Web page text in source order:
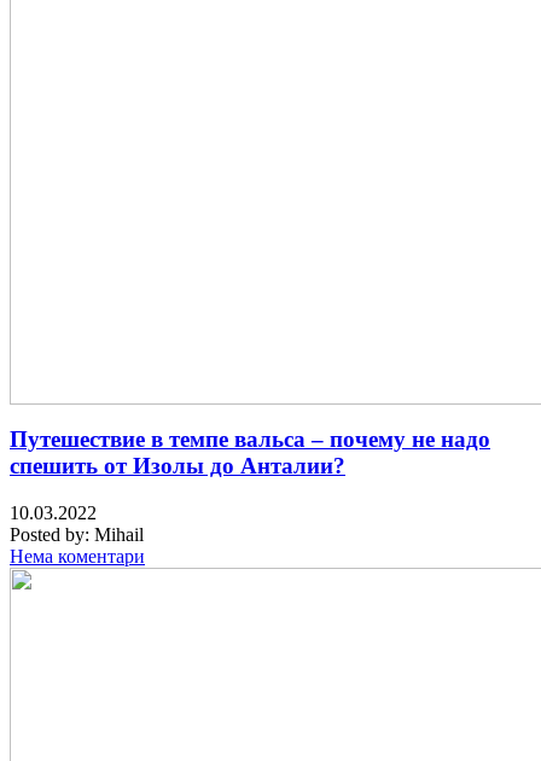
Путешествие в темпе вальса – почему не надо
спешить от Изолы до Анталии?
10.03.2022
Posted by: Mihail
Нема коментари